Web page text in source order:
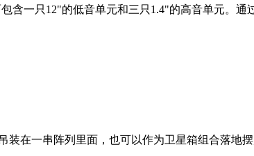
含一只12"的低音单元和三只1.4"的高音单元。
在一串阵列里面，也可以作为卫星箱组合落地摆